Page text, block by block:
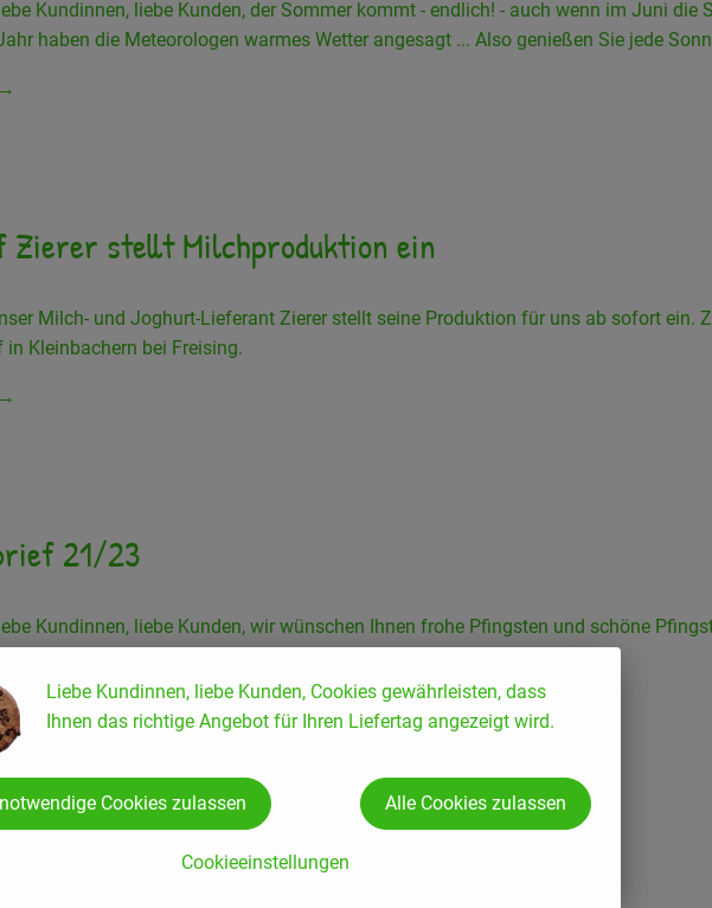
Kundinnen, liebe Kunden, der Sommer kommt - endlich! - auch wenn im Juni
haben die Meteorologen warmes Wetter angesagt ... Also genießen Sie jede
Zierer stellt Milchproduktion ein
Milch- und Joghurt-Lieferant Zierer stellt seine Produktion für uns ab sofort ein.
in Kleinbachern bei Freising.
21/23
Kundinnen, liebe Kunden, wir wünschen Ihnen frohe Pfingsten und schöne
von José Felix aus Spanien
Liebe Kundinnen, liebe Kunden, Cookies gewährleisten, dass
Ihnen das richtige Angebot für Ihren Liefertag angezeigt wird.
Cookieeinstellungen
Cookies zulassen Alle Cookies zulassen